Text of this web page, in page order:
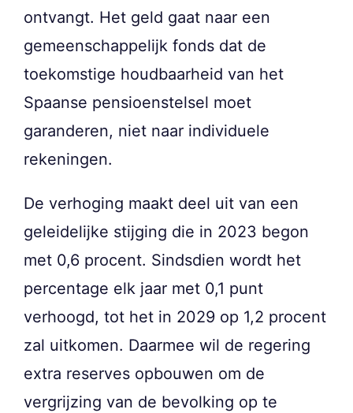
ontvangt. Het geld gaat naar een
gemeenschappelijk fonds dat de
toekomstige houdbaarheid van het
Spaanse pensioenstelsel moet
garanderen, niet naar individuele
rekeningen.
De verhoging maakt deel uit van een
geleidelijke stijging die in 2023 begon
met 0,6 procent. Sindsdien wordt het
percentage elk jaar met 0,1 punt
verhoogd, tot het in 2029 op 1,2 procent
zal uitkomen. Daarmee wil de regering
extra reserves opbouwen om de
vergrijzing van de bevolking op te